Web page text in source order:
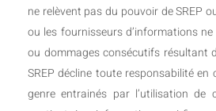
ne relèvent pas du pouvoir de SREP
ou les fournisseurs d’informations
ou dommages consécutifs résultant
SREP décline toute responsabilité
genre entrainés par l’utilisation